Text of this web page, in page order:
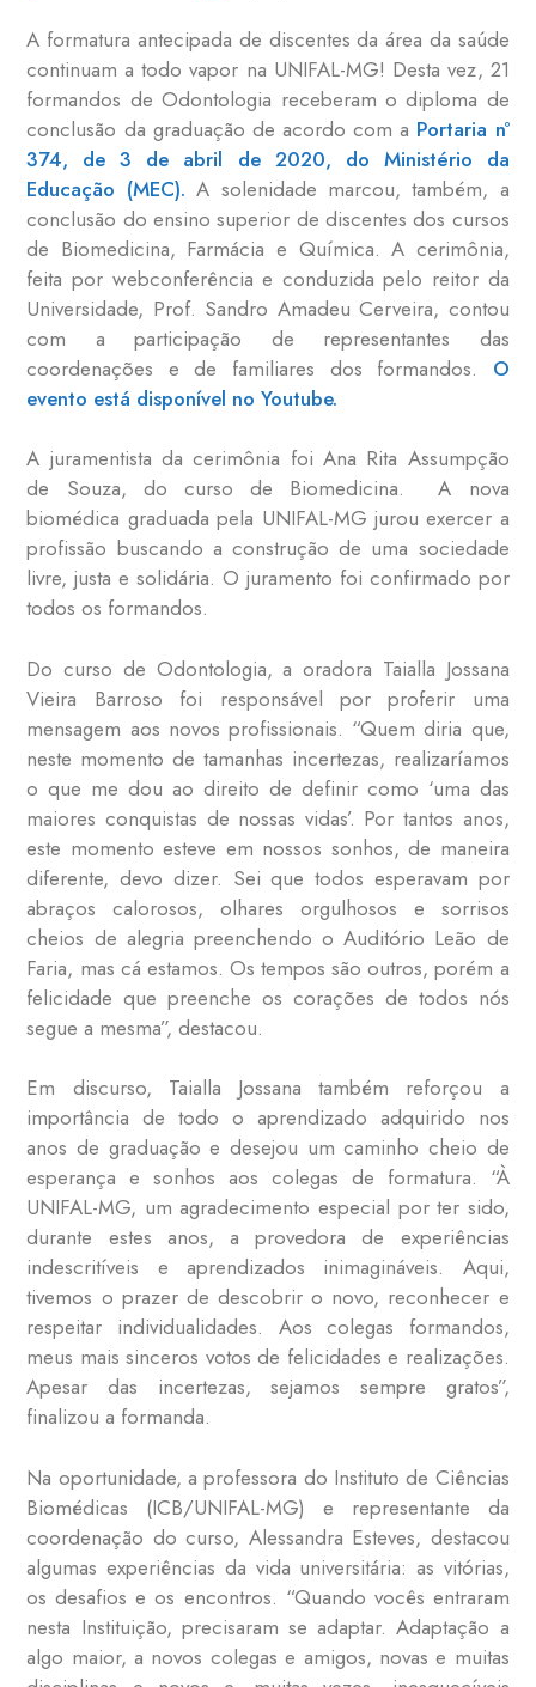
A formatura antecipada de discentes da área da saúde
continuam a todo vapor na UNIFAL-MG! Desta vez, 21
formandos de Odontologia receberam o diploma de
conclusão da graduação de acordo com a Portaria nº
374, de 3 de abril de 2020, do Ministério da
Educação (MEC). A solenidade marcou, também, a
conclusão do ensino superior de discentes dos cursos
de Biomedicina, Farmácia e Química. A cerimônia,
feita por webconferência e conduzida pelo reitor da
Universidade, Prof. Sandro Amadeu Cerveira, contou
com a participação de representantes das
coordenações e de familiares dos formandos. O
evento está disponível no Youtube.
A juramentista da cerimônia foi Ana Rita Assumpção
de Souza, do curso de Biomedicina. A nova
biomédica graduada pela UNIFAL-MG jurou exercer a
profissão buscando a construção de uma sociedade
livre, justa e solidária. O juramento foi confirmado por
todos os formandos.
Do curso de Odontologia, a oradora Taialla Jossana
Vieira Barroso foi responsável por proferir uma
mensagem aos novos profissionais. “Quem diria que,
neste momento de tamanhas incertezas, realizaríamos
o que me dou ao direito de definir como ‘uma das
maiores conquistas de nossas vidas’. Por tantos anos,
este momento esteve em nossos sonhos, de maneira
diferente, devo dizer. Sei que todos esperavam por
abraços calorosos, olhares orgulhosos e sorrisos
cheios de alegria preenchendo o Auditório Leão de
Faria, mas cá estamos. Os tempos são outros, porém a
felicidade que preenche os corações de todos nós
segue a mesma”, destacou.
Em discurso, Taialla Jossana também reforçou a
importância de todo o aprendizado adquirido nos
anos de graduação e desejou um caminho cheio de
esperança e sonhos aos colegas de formatura. “À
UNIFAL-MG, um agradecimento especial por ter sido,
durante estes anos, a provedora de experiências
indescritíveis e aprendizados inimagináveis. Aqui,
tivemos o prazer de descobrir o novo, reconhecer e
respeitar individualidades. Aos colegas formandos,
meus mais sinceros votos de felicidades e realizações.
Apesar das incertezas, sejamos sempre gratos”,
finalizou a formanda.
Na oportunidade, a professora do Instituto de Ciências
Biomédicas (ICB/UNIFAL-MG) e representante da
coordenação do curso, Alessandra Esteves, destacou
algumas experiências da vida universitária: as vitórias,
os desafios e os encontros. “Quando vocês entraram
nesta Instituição, precisaram se adaptar. Adaptação a
algo maior, a novos colegas e amigos, novas e muitas